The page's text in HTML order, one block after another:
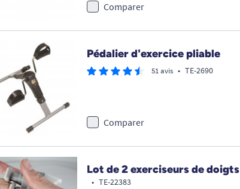
Comparer
Pédalier d'exercice pliable
51 avis • TE-2690
Comparer
Lot de 2 exerciseurs de doigts
• TE-22383